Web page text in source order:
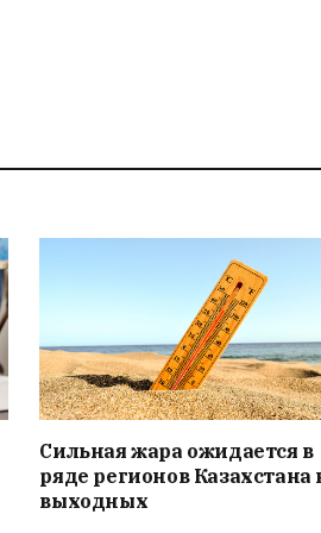
Сильная жара ожидается в
ряде регионов Казахстана
выходных